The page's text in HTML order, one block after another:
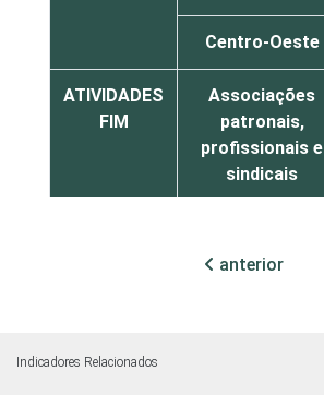
Centro-Oeste
ATIVIDADES
FIM
Associações
patronais,
profissionais e
sindicais
recreação
anterior
Indicadores Relacionados